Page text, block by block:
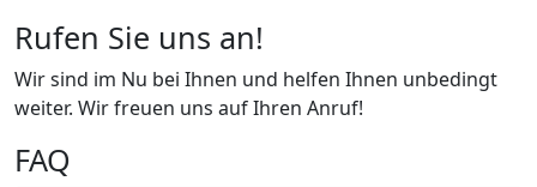
Rufen Sie uns an!
Wir sind im Nu bei Ihnen und helfen Ihnen unbedingt
weiter. Wir freuen uns auf Ihren Anruf!
FAQ